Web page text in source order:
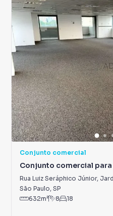
Conjunto comercial
Conjunto comercial
Caravelas
Rua Luiz Seráphico Júnior,
São Paulo, SP
632m² 8 18